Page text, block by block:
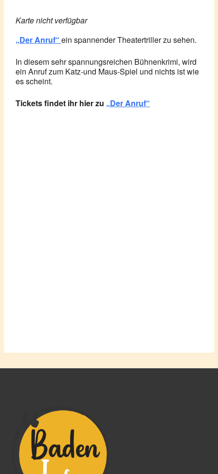
Karte nicht verfügbar
„Der Anruf“ ein spannender Theatertriller zu sehen.
In diesem sehr spannungsreichen Bühnenkrimi, wird
ein Anruf zum Katz-und Maus-Spiel und nichts ist wie
es scheint.
Tickets findet ihr hier zu „Der Anruf“